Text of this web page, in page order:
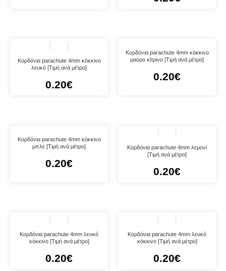
Κορδόνια parachute 4mm κόκκινο
λευκό [Τιμή ανά μέτρο]
0.20€
Κορδόνια parachute 4mm κόκκινο
μαύρο κίτρινο [Τιμή ανά μέτρο]
0.20€
Κορδόνια parachute 4mm κόκκινο
μπλε [Τιμή ανά μέτρο]
0.20€
Κορδόνια parachute 4mm λεμονί
[Τιμή ανά μέτρο]
0.20€
Κορδόνια parachute 4mm λευκό
κόκκινο [Τιμή ανά μέτρο]
0.20€
Κορδόνια parachute 4mm λευκό
κόκκινο [Τιμή ανά μέτρο]
0.20€